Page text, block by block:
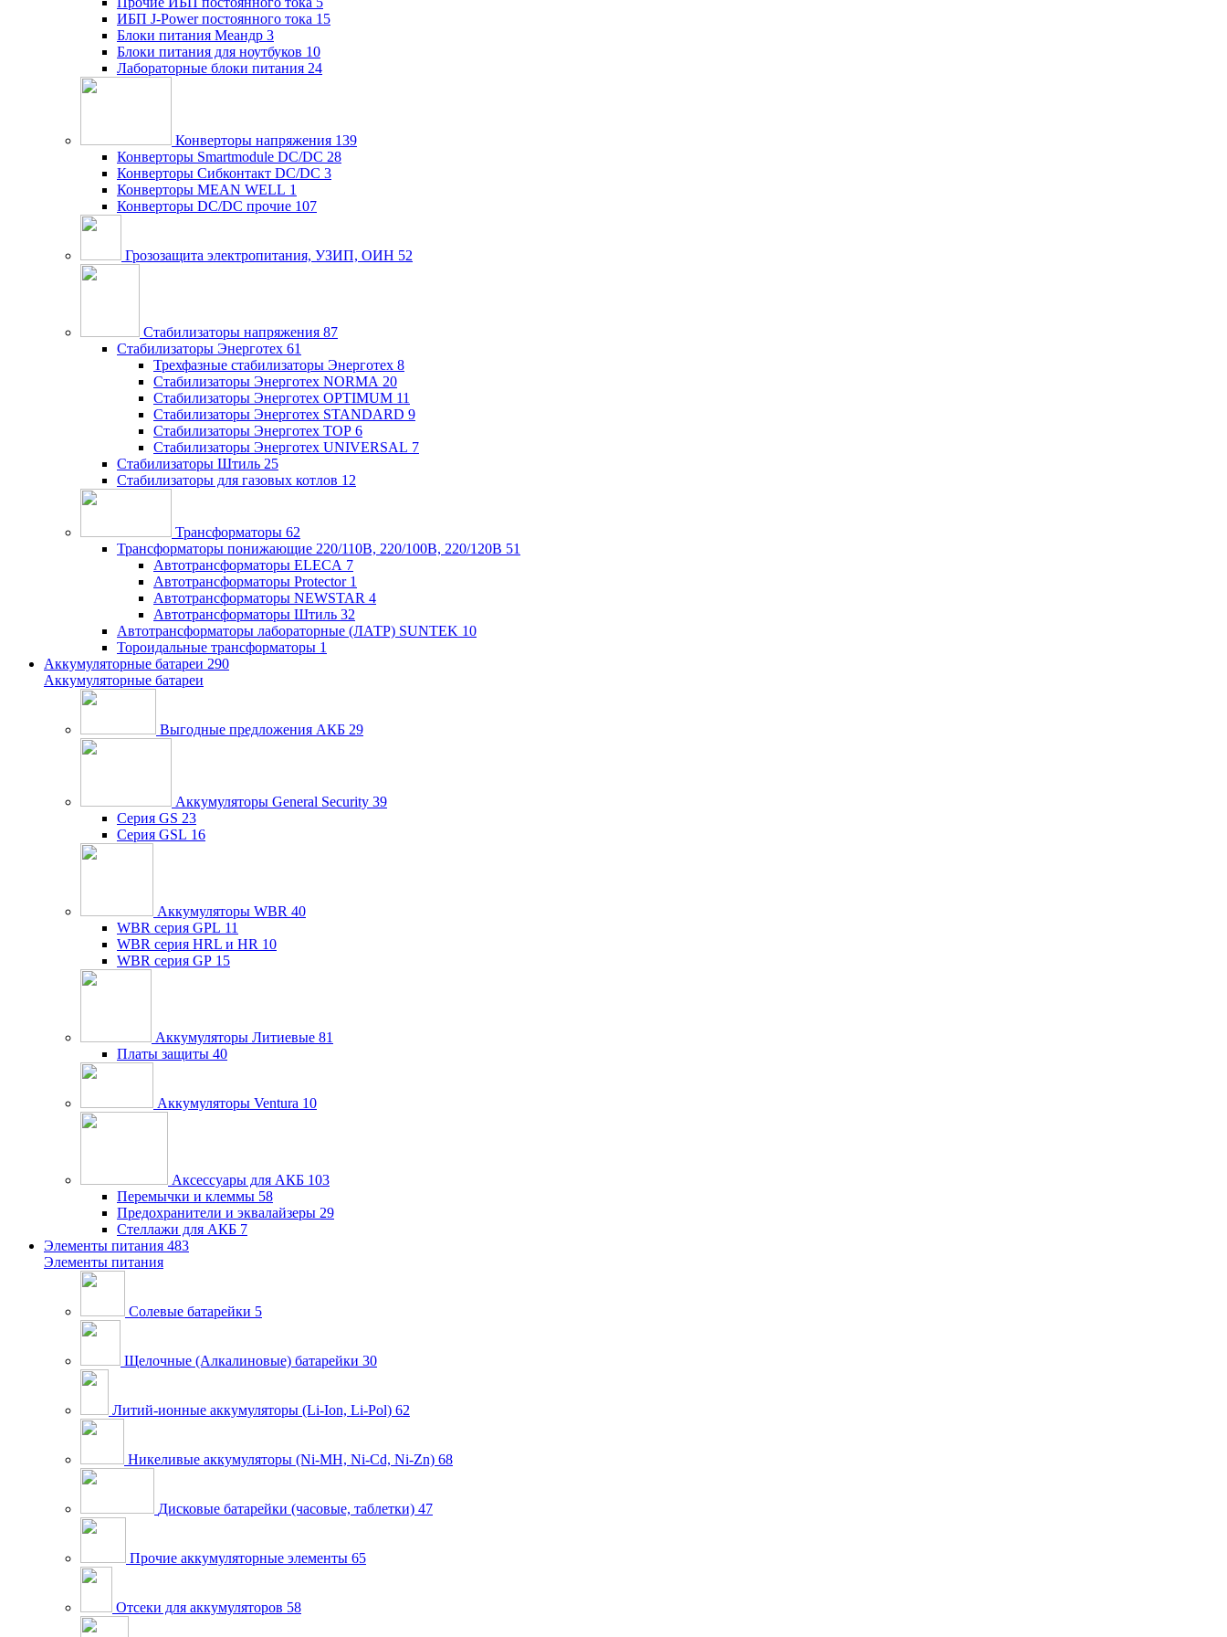
ИБП J-Power постоянного тока 15
Блоки питания Меандр 3
Блоки питания для ноутбуков 10
Лабораторные блоки питания 24
Конверторы напряжения 139
Конверторы Smartmodule DC/DC 28
Конверторы Сибконтакт DC/DC 3
Конверторы MEAN WELL 1
Конверторы DC/DC прочие 107
Грозозащита электропитания, УЗИП, ОИН 52
Стабилизаторы напряжения 87
Стабилизаторы Энерготех 61
Трехфазные стабилизаторы Энерготех 8
Стабилизаторы Энерготех NORMA 20
Стабилизаторы Энерготех OPTIMUM 11
Стабилизаторы Энерготех STANDARD 9
Стабилизаторы Энерготех TOP 6
Стабилизаторы Энерготех UNIVERSAL 7
Стабилизаторы Штиль 25
Стабилизаторы для газовых котлов 12
Трансформаторы 62
Трансформаторы понижающие 220/110В, 220/100В, 220/120В 51
Автотрансформаторы ELECA 7
Автотрансформаторы Protector 1
Автотрансформаторы NEWSTAR 4
Автотрансформаторы Штиль 32
Автотрансформаторы лабораторные (ЛАТР) SUNTEK 10
Тороидальные трансформаторы 1
Аккумуляторные батареи 290
Аккумуляторные батареи
Выгодные предложения АКБ 29
Аккумуляторы General Security 39
Серия GS 23
Серия GSL 16
Аккумуляторы WBR 40
WBR серия GPL 11
WBR серия HRL и HR 10
WBR серия GP 15
Аккумуляторы Литиевые 81
Платы защиты 40
Аккумуляторы Ventura 10
Аксессуары для АКБ 103
Перемычки и клеммы 58
Предохранители и эквалайзеры 29
Стеллажи для АКБ 7
Элементы питания 483
Элементы питания
Солевые батарейки 5
Щелочные (Алкалиновые) батарейки 30
Литий-ионные аккумуляторы (Li-Ion, Li-Pol) 62
Никеливые аккумуляторы (Ni-MH, Ni-Cd, Ni-Zn) 68
Дисковые батарейки (часовые, таблетки) 47
Прочие аккумуляторные элементы 65
Отсеки для аккумуляторов 58